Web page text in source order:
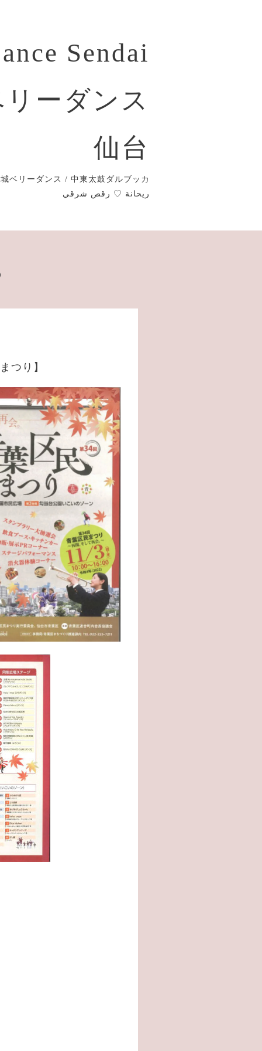
Sendai
ーダンス
仙台
ベリーダンス / 中東太鼓ダルブッカ
つり】